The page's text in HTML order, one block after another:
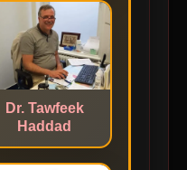
Dr. Tawfeek
Haddad